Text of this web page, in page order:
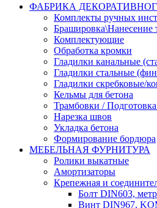
ФАБРИКА
Комплекты ручных
Брашировка\Нанесение
Комплектующие
Обработка кромки
Гладилки канальные
Гладилки стальные
Гладилки скребковые/
Кельмы для бетона
Трамбовки /
Нарезка швов
Укладка бетона
Формирование бордюра
МЕБЕЛЬНАЯ ФУРНИТУРА
Ролики выкатные
Амортизаторы
Крепежная и
Болт DIN603,
Винт DIN967,